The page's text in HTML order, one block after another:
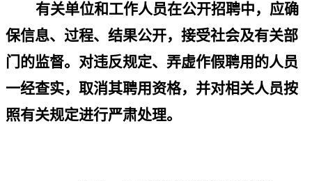
有关单位和工作人员在公开招聘中，应确
保信息、过程、结果公开，接受社会及有关部
门的监督。对违反规定、弄虚作假聘用的人员
一经查实，取消其聘用资格，并对相关人员按
照有关规定进行严肃处理。